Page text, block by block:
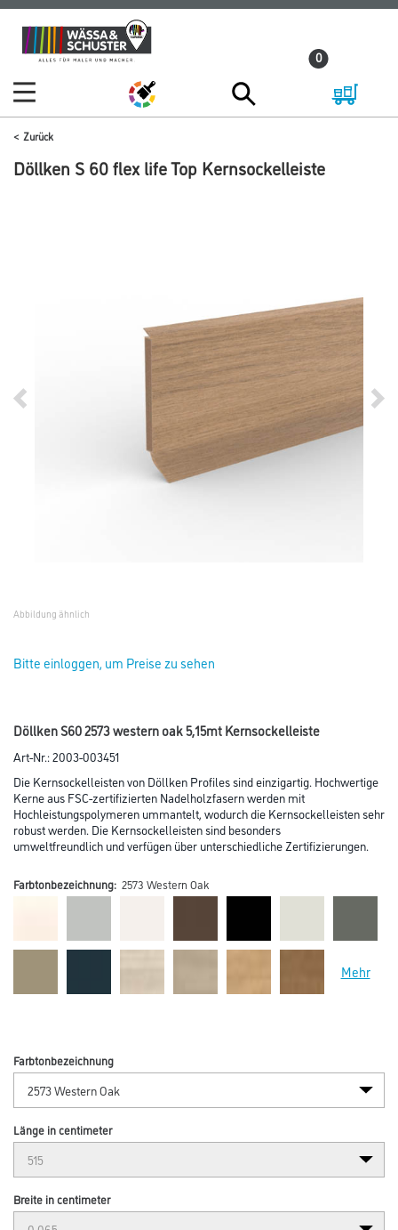
Zum
Inhalt
Zum
Navigationsmenü
0
Zurück
Döllken S 60 flex life Top Kernsockelleiste
Abbildung ähnlich
Bitte einloggen, um Preise zu sehen
Döllken S60 2573 western oak 5,15mt Kernsockelleiste
Art-Nr.:2003-003451
Die Kernsockelleisten von Döllken Profiles sind einzigartig. Hochwertige
Kerne aus FSC-zertifizierten Nadelholzfasern werden mit
Hochleistungspolymeren ummantelt, wodurch die Kernsockelleisten sehr
robust werden. Die Kernsockelleisten sind besonders
umweltfreundlich und verfügen über unterschiedliche Zertifizierungen.
Farbtonbezeichnung: 2573 Western Oak
Mehr
Farbtonbezeichnung
Länge in centimeter
Breite in centimeter